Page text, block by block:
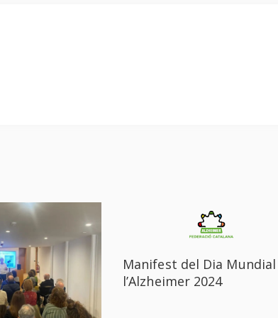
Manifest del Dia
l’Alzheimer 2024